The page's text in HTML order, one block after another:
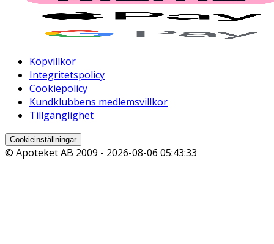
Köpvillkor
Integritetspolicy
Cookiepolicy
Kundklubbens medlemsvillkor
Tillgänglighet
Cookieinställningar
© Apoteket AB 2009 - 2026-08-06 05:43:33